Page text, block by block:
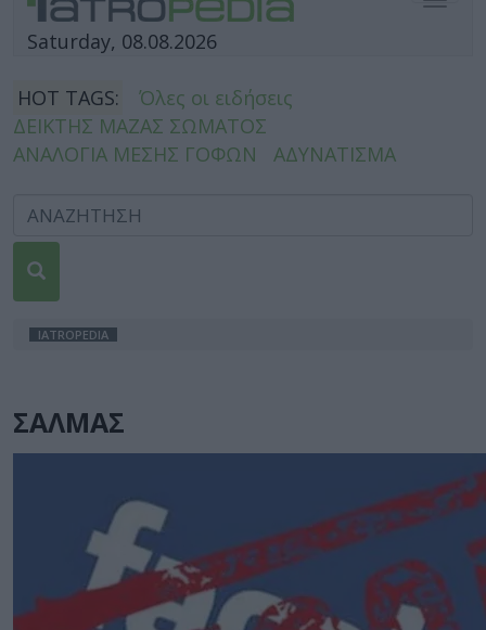
Saturday, 08.08.2026
HOT TAGS:
Όλες οι ειδήσεις
ΔΕΙΚΤΗΣ ΜΑΖΑΣ ΣΩΜΑΤΟΣ
ΑΝΑΛΟΓΙΑ ΜΕΣΗΣ ΓΟΦΩΝ
ΑΔΥΝΑΤΙΣΜΑ
IATROPEDIA
ΣΑΛΜΑΣ